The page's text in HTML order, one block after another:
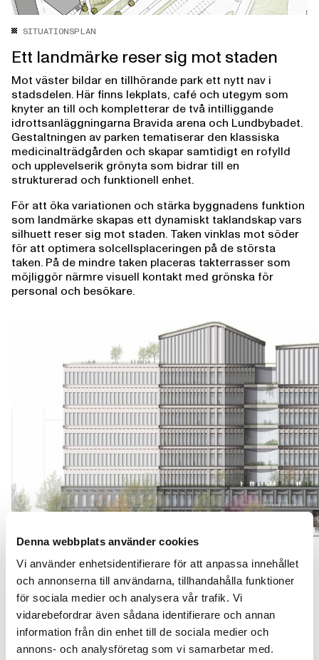
Denna webbplats använder cookies
Vi använder enhetsidentifierare för att anpassa innehållet
och annonserna till användarna, tillhandahålla funktioner
för sociala medier och analysera vår trafik. Vi
vidarebefordrar även sådana identifierare och annan
information från din enhet till de sociala medier och
annons- och analysföretag som vi samarbetar med.
SITUATIONSPLAN
Ett landmärke reser sig mot staden
Mot väster bildar en tillhörande park ett nytt nav i
stadsdelen. Här finns lekplats, café och utegym som
knyter an till och kompletterar de två intilliggande
idrottsanläggningarna Bravida arena och Lundbybadet.
Gestaltningen av parken tematiserar den klassiska
medicinalträdgården och skapar samtidigt en rofylld
och upplevelserik grönyta som bidrar till en
strukturerad och funktionell enhet.
För att öka variationen och stärka byggnadens funktion
som landmärke skapas ett dynamiskt taklandskap vars
silhuett reser sig mot staden. Taken vinklas mot söder
för att optimera solcellsplaceringen på de största
taken. På de mindre taken placeras takterrasser som
möjliggör närmre visuell kontakt med grönska för
personal och besökare.
FASADELEVATION, ÖST
Juryns utlåtande
En andraplats har aldrig känts så bra. I konkurrens med
ett tjugotal andra arkitektkontor av hög och
internationell klass är vi otroligt glada och stolta över
att det var vi som knep andraplatsen. I juryns utlåtande
går att läsa “Byggnadens form är tydligt urban, i